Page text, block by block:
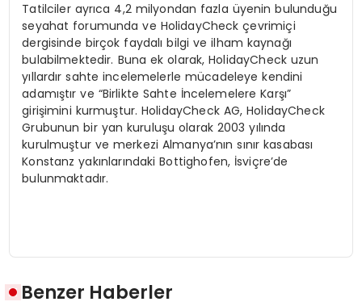
Tatilciler ayrıca 4,2 milyondan fazla üyenin bulunduğu
seyahat forumunda ve HolidayCheck çevrimiçi
dergisinde birçok faydalı bilgi ve ilham kaynağı
bulabilmektedir. Buna ek olarak, HolidayCheck uzun
yıllardır sahte incelemelerle mücadeleye kendini
adamıştır ve “Birlikte Sahte İncelemelere Karşı”
girişimini kurmuştur. HolidayCheck AG, HolidayCheck
Grubunun bir yan kuruluşu olarak 2003 yılında
kurulmuştur ve merkezi Almanya’nın sınır kasabası
Konstanz yakınlarındaki Bottighofen, İsviçre’de
bulunmaktadır.
Benzer Haberler